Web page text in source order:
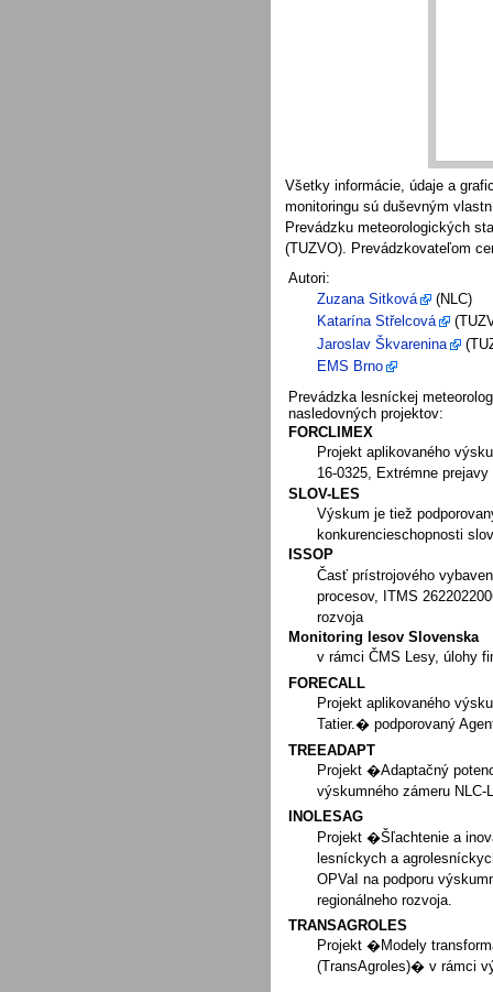
Všetky informácie, údaje a
monitoringu sú duševným
Prevádzku meteorologických
(TUZVO). Prevádzkovateľom
Autori:
Zuzana Sitková
(NLC)
Katarína Střelcová
Jaroslav Škvarenina
EMS Brno
Prevádzka lesníckej
nasledovných projektov:
FORCLIMEX
Projekt aplikovaného
16-0325, Extrémne
SLOV-LES
Výskum je tiež
konkurencieschopnosti
ISSOP
Časť prístrojového
procesov, ITMS
rozvoja
Monitoring lesov Slovenska
v rámci ČMS Lesy, úlohy
FORECALL
Projekt aplikovaného
Tatier.� podporovaný
TREEADAPT
Projekt �Adaptačný
výskumného zámeru NLC-
INOLESAG
Projekt �Šľachtenie a
lesníckych a
OPVaI na podporu
regionálneho rozvoja.
TRANSAGROLES
Projekt �Modely
(TransAgroles)� v rámci